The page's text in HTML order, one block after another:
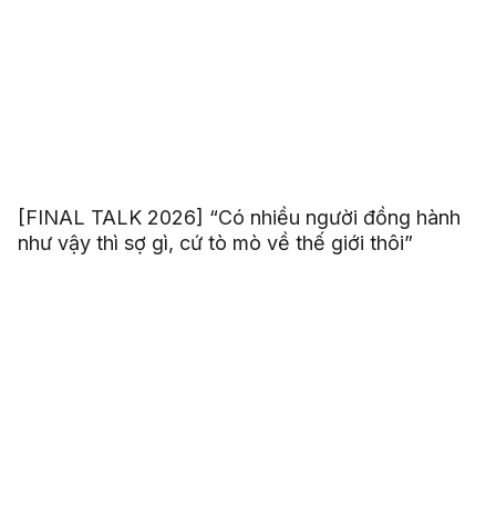
[FINAL TALK 2026] “Có nhiều người đồng hành
như vậy thì sợ gì, cứ tò mò về thế giới thôi”